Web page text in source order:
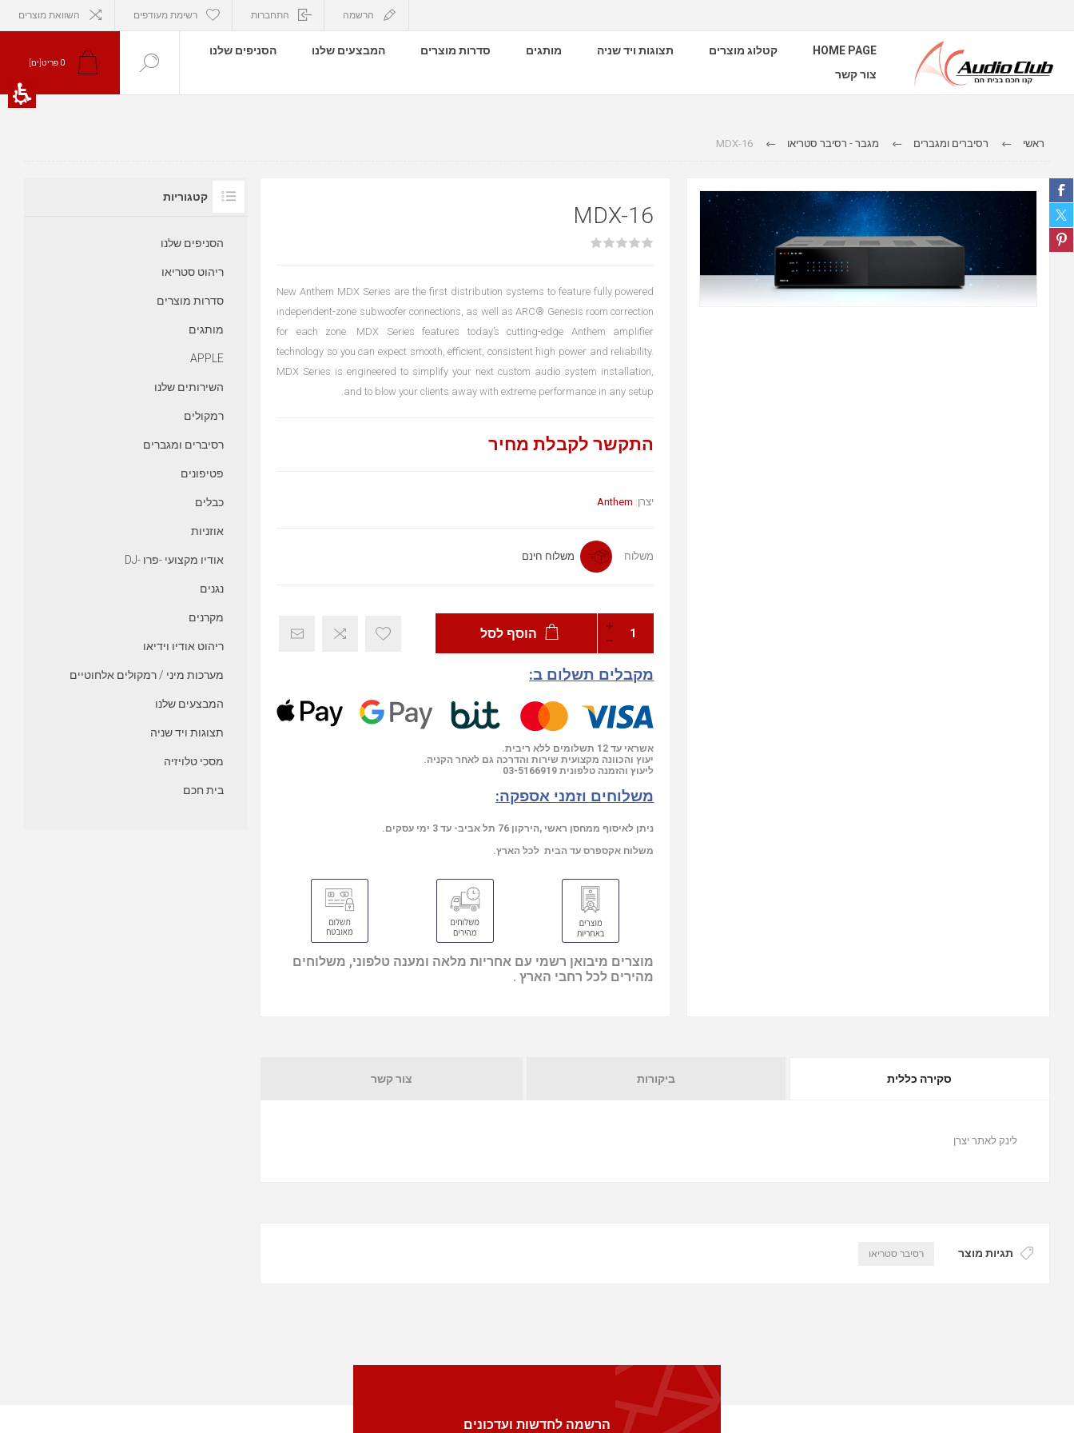
הרשמה התחברות רשימת מעודפים השוואת מוצרים
HOME PAGE קטלוג מוצרים תצוגות ויד שניה מותגים סדרות מוצרים המבצעים שלנו
הסניפים שלנו
צור קשר
0 פריט[ים]
ראשי רסיברים ומגברים מגבר - רסיבר סטריאו MDX-16
MDX-16
New Anthem MDX Series are the first distribution systems to feature fully powered
independent-zone subwoofer connections, as well as ARC® Genesis room correction
for each zone. MDX Series features today’s cutting-edge Anthem amplifier
technology so you can expect smooth, efficient, consistent high power and reliability.
MDX Series is engineered to simplify your next custom audio system installation,
and to blow your clients away with extreme performance in any setup.
התקשר לקבלת מחיר
יצרן: Anthem
משלוח משלוח חינם
הוסף לסל
מקבלים תשלום ב:
אשראי עד 12 תשלומים ללא ריבית.
יעוץ והכוונה מקצועית שירות והדרכה גם לאחר הקניה.
ליעוץ והזמנה טלפונית 03-5166919
משלוחים וזמני אספקה:
ניתן לאיסוף ממחסן ראשי ,הירקון 76 תל אביב- עד 3 ימי עסקים.
משלוח אקספרס עד הבית לכל הארץ.
מוצרים מיבואן רשמי עם אחריות מלאה ומענה טלפוני, משלוחים
מהירים לכל רחבי הארץ .
סקירה כללית ביקורות צור קשר
לינק לאתר יצרן
תגיות מוצר רסיבר סטריאו
קטגוריות
הסניפים שלנו
ריהוט סטריאו
סדרות מוצרים
מותגים
APPLE
השירותים שלנו
רמקולים
רסיברים ומגברים
פטיפונים
כבלים
אוזניות
אודיו מקצועי -פרו -DJ
נגנים
מקרנים
ריהוט אודיו וידיאו
מערכות מיני / רמקולים אלחוטיים
המבצעים שלנו
תצוגות ויד שניה
מסכי טלויזיה
בית חכם
הרשמה לחדשות ועדכונים